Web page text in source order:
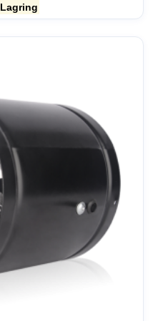
Lagring
Få modellhjälp